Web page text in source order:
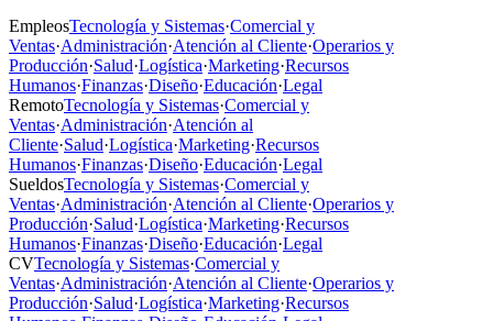
EmpleosTecnología y Sistemas·Comercial y
Ventas·Administración·Atención al Cliente·Operarios y
Producción·Salud·Logística·Marketing·Recursos
Humanos·Finanzas·Diseño·Educación·Legal
RemotoTecnología y Sistemas·Comercial y
Ventas·Administración·Atención al
Cliente·Salud·Logística·Marketing·Recursos
Humanos·Finanzas·Diseño·Educación·Legal
SueldosTecnología y Sistemas·Comercial y
Ventas·Administración·Atención al Cliente·Operarios y
Producción·Salud·Logística·Marketing·Recursos
Humanos·Finanzas·Diseño·Educación·Legal
CVTecnología y Sistemas·Comercial y
Ventas·Administración·Atención al Cliente·Operarios y
Producción·Salud·Logística·Marketing·Recursos